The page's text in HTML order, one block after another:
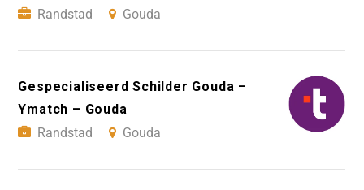
Randstad
Gouda
Gespecialiseerd Schilder Gouda –
Ymatch – Gouda
Randstad
Gouda